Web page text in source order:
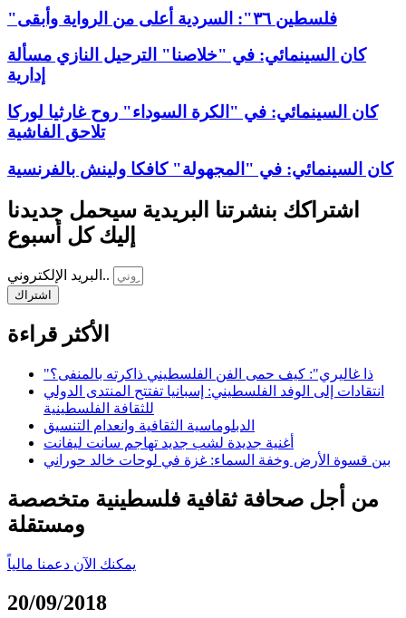
"فلسطين ٣٦": السردية أعلى من الرواية وأبقى
كان السينمائي: في "خلاصنا" الترحيل النازي مسألة
إدارية
كان السينمائي: في "الكرة السوداء" روح غارثيا لوركا
تلاحق الفاشية
كان السينمائي: في "المجهولة" كافكا ولينش بالفرنسية
اشتراكك بنشرتنا البريدية سيحمل جديدنا
إليك كل أسبوع
البريد الإلكتروني..
اشتراك
الأكثر قراءة
"ذا غاليري": كيف حمى الفن الفلسطيني ذاكرته بالمنفى؟
انتقادات إلى الوفد الفلسطيني: إسبانيا تفتتح المنتدى الدولي
للثقافة الفلسطينية
الدبلوماسية الثقافية وانعدام التنسيق
أغنية جديدة لشب جديد تهاجم سانت ليفانت
بين قسوة الأرض وخفة السماء: غزة في لوحات خالد حوراني
من أجل صحافة ثقافية فلسطينية متخصصة
ومستقلة
يمكنك الآن دعمنا مالياً
20/09/2018